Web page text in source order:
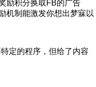
励积分换取FB的广告
机制能激发你想出梦寐以
定的程序，但给了内容